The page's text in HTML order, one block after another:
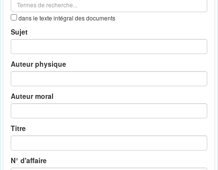
dans le texte intégral des documents
Sujet
Auteur physique
Auteur moral
Titre
N° d'affaire